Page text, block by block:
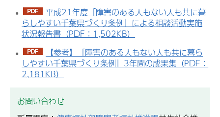
平成21年度「障害のある人もない人も共に暮
らしやすい千葉県づくり条例」による相談活動実施
状況報告書（PDF：1,502KB）
【参考】「障害のある人もない人も共に暮ら
しやすい千葉県づくり条例」3年間の成果集（PDF：
2,181KB）
お問い合わせ